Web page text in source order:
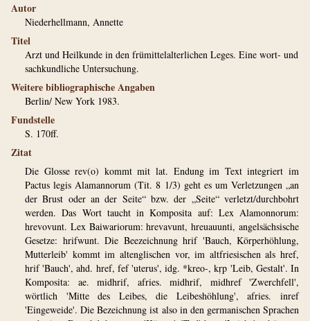
Autor
Niederhellmann, Annette
Titel
Arzt und Heilkunde in den frümittelalterlichen Leges. Eine wort- und
sachkundliche Untersuchung.
Weitere bibliographische Angaben
Berlin/ New York 1983.
Fundstelle
S. 170ff.
Zitat
Die Glosse rev(o) kommt mit lat. Endung im Text integriert im
Pactus legis Alamannorum (Tit. 8 1/3) geht es um Verletzungen „an
der Brust oder an der Seite“ bzw. der „Seite“ verletzt/durchbohrt
werden. Das Wort taucht in Komposita auf: Lex Alamonnorum:
hrevovunt. Lex Baiwariorum: hrevavunt, hreuauunti, angelsächsische
Gesetze: hrifwunt. Die Beezeichnung hrif 'Bauch, Körperhöhlung,
Mutterleib' kommt im altenglischen vor, im altfriesischen als href,
hrif 'Bauch', ahd. href, fef 'uterus', idg. *kreo-, kṛp 'Leib, Gestalt'. In
Komposita: ae. midhrif, afries. midhrif, midhref 'Zwerchfell',
wörtlich 'Mitte des Leibes, die Leibeshöhlung', afries. inref
'Eingeweide'. Die Bezeichnung ist also in den germanischen Sprachen